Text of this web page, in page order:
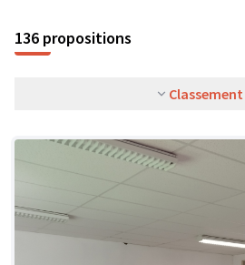
136 propositions